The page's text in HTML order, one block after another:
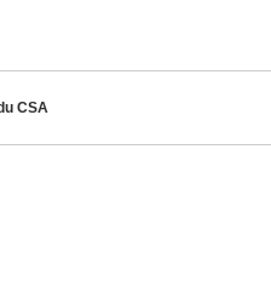
CSA